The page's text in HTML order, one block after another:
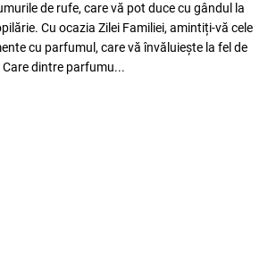
de rufe, care vă pot duce cu gândul la
Cu ocazia Zilei Familiei, amintiți-vă cele
cu parfumul, care vă învăluiește la fel de
dintre parfumu...